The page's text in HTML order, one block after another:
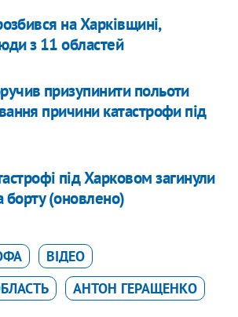
на Харківщині,
з 11 областей
призупинити польоти
причини катастрофи під
під Харковом загинули
борту (оновлено)
ВІДЕО
АНТОН ГЕРАЩЕНКО